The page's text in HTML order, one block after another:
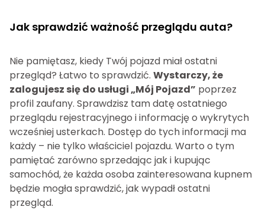
Jak sprawdzić ważność przeglądu auta?
Nie pamiętasz, kiedy Twój pojazd miał ostatni
przegląd? Łatwo to sprawdzić. Wystarczy, że
zalogujesz się do usługi „Mój Pojazd” poprzez
profil zaufany. Sprawdzisz tam datę ostatniego
przeglądu rejestracyjnego i informację o wykrytych
wcześniej usterkach. Dostęp do tych informacji ma
każdy – nie tylko właściciel pojazdu. Warto o tym
pamiętać zarówno sprzedając jak i kupując
samochód, że każda osoba zainteresowana kupnem
będzie mogła sprawdzić, jak wypadł ostatni
przegląd.